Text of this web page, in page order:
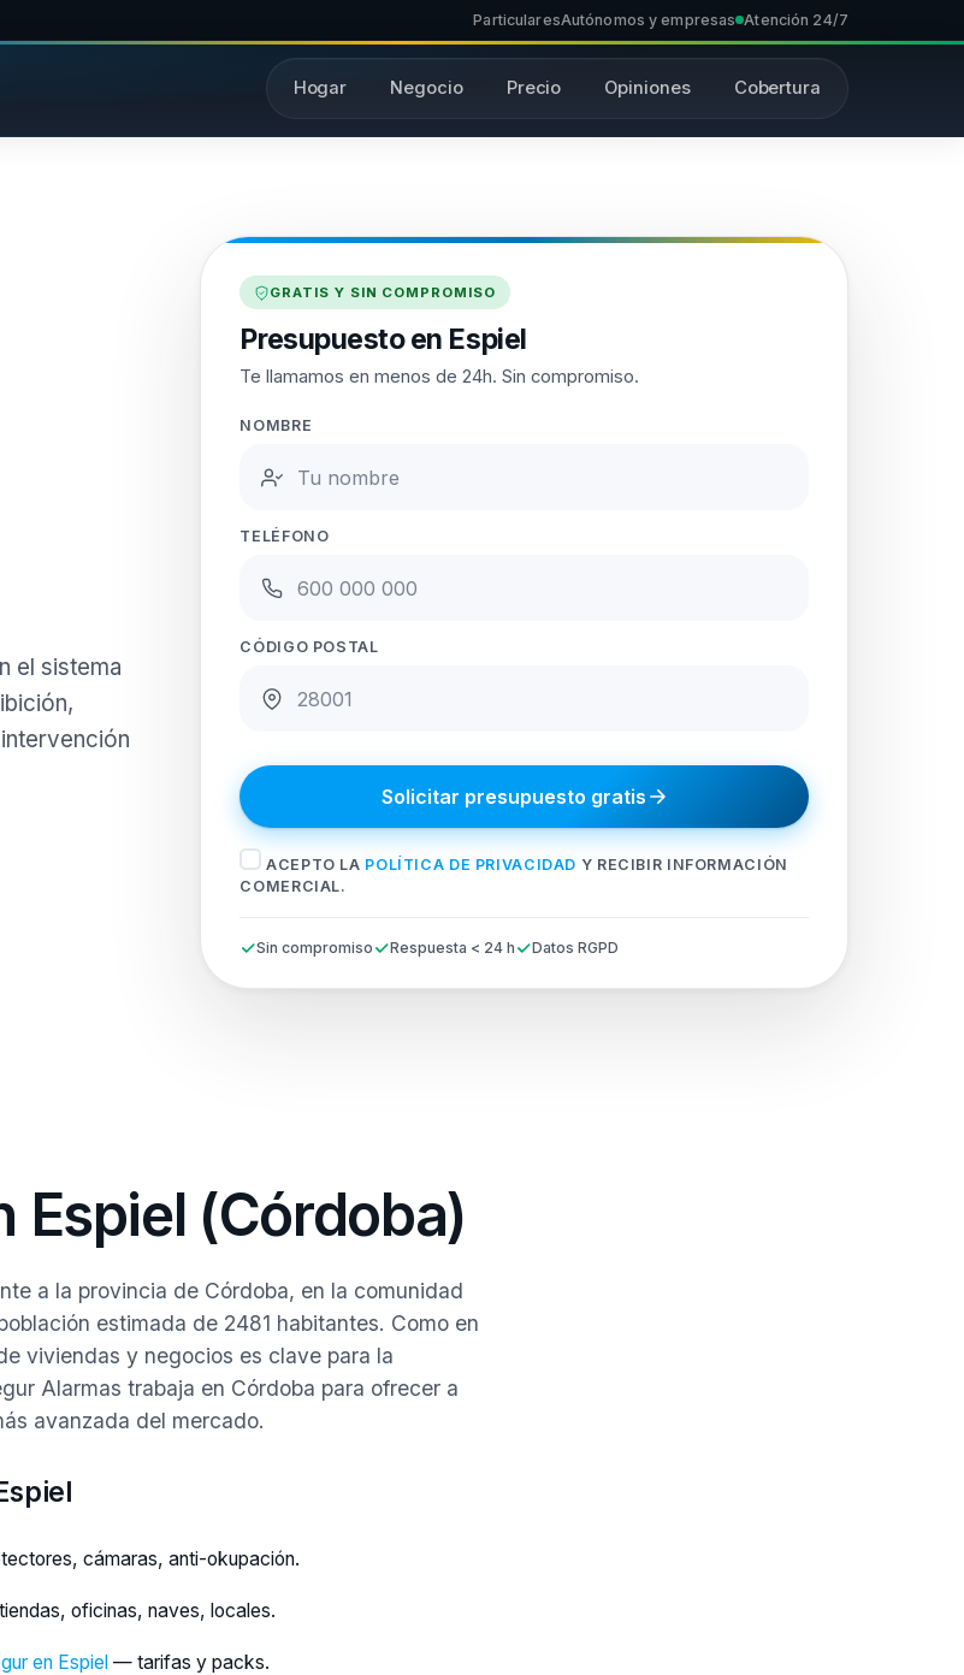
ParticularesAutónomos y empresas Atención 24/7
Hogar Negocio Precio Opiniones Cobertura
el sistema
GRATIS Y SIN COMPROMISO
Presupuesto en Espiel
Te llamamos en menos de 24h. Sin compromiso.
NOMBRE
TELÉFONO
CÓDIGO POSTAL
Solicitar presupuesto gratis
ACEPTO LA POLÍTICA DE PRIVACIDAD Y RECIBIR INFORMACIÓN
COMERCIAL.
Sin compromiso Respuesta < 24 h Datos RGPD
Espiel (Córdoba)
a la provincia de Córdoba, en la comunidad
estimada de 2481 habitantes. Como en
viviendas y negocios es clave para la
Alarmas trabaja en Córdoba para ofrecer a
avanzada del mercado.
cámaras, anti-okupación.
oficinas, naves, locales.
en Espiel — tarifas y packs.